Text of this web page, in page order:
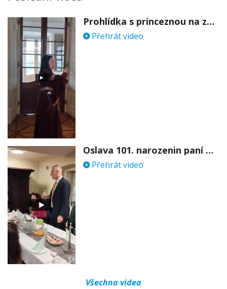
Prohlídka s princeznou na zámku Stekník
Přehrát video
Oslava 101. narozenin paní Věry Skořepové
Přehrát video
Všechna videa